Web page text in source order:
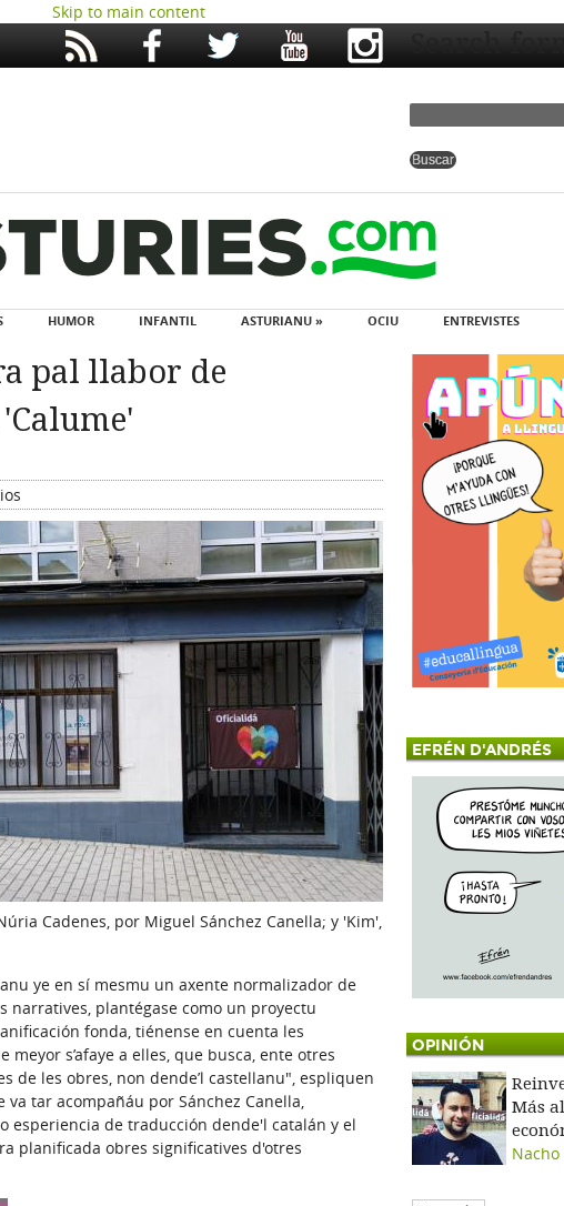
Skip to main content
Search
HUMOR INFANTIL ASTURIANU » OCIU ENTREVISTES
pal llabor de
Cadenes, por Miguel Sánchez Canella; y 'Kim',
ye en sí mesmu un axente normalizador de
narratives, plantégase como un proyectu
fonda, tiénense en cuenta les
s’afaye a elles, que busca, ente otres
de les obres, non dende’l castellanu", espliquen
tar acompañáu por Sánchez Canella,
esperiencia de traducción dende'l catalán y el
planificada obres significatives d'otres
EFRÉN D'ANDRÉS
OPINIÓN
Más